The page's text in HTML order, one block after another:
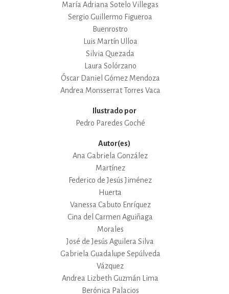
María Adriana Sotelo Villegas
Sergio Guillermo Figueroa
Buenrostro
Luis Martín Ulloa
Silvia Quezada
Laura Solórzano
Óscar Daniel Gómez Mendoza
Andrea Monsserrat Torres Vaca
Ilustrado por
Pedro Paredes Goché
Autor(es)
Ana Gabriela González
Martínez
Federico de Jesús Jiménez
Huerta
Vanessa Cabuto Enríquez
Cina del Carmen Aguiñaga
Morales
José de Jesús Aguilera Silva
Gabriela Guadalupe Sepúlveda
Vázquez
Andrea Lizbeth Guzmán Lima
Berónica Palacios